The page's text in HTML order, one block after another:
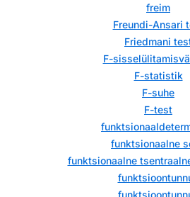
freim
Freundi-Ansari
Friedmani
F-
F-statistik
F-suhe
F-test
funktsionaalne
funktsionaalne